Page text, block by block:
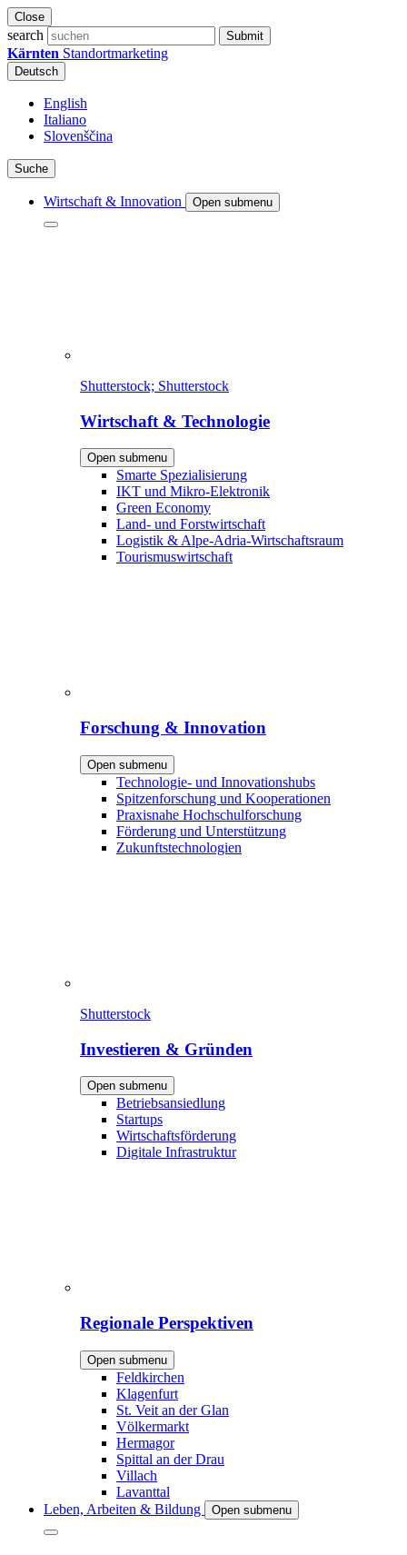
Close
search Submit
Kärnten Standortmarketing
Deutsch
English
Italiano
Slovenščina
Suche
Wirtschaft & Innovation Open submenu
Shutterstock; Shutterstock
Wirtschaft & Technologie
Open submenu
Smarte Spezialisierung
IKT und Mikro-Elektronik
Green Economy
Land- und Forstwirtschaft
Logistik & Alpe-Adria-Wirtschaftsraum
Tourismuswirtschaft
Forschung & Innovation
Open submenu
Technologie- und Innovationshubs
Spitzenforschung und Kooperationen
Praxisnahe Hochschulforschung
Förderung und Unterstützung
Zukunftstechnologien
Shutterstock
Investieren & Gründen
Open submenu
Betriebsansiedlung
Startups
Wirtschaftsförderung
Digitale Infrastruktur
Regionale Perspektiven
Open submenu
Feldkirchen
Klagenfurt
St. Veit an der Glan
Völkermarkt
Hermagor
Spittal an der Drau
Villach
Lavanttal
Leben, Arbeiten & Bildung
Open submenu